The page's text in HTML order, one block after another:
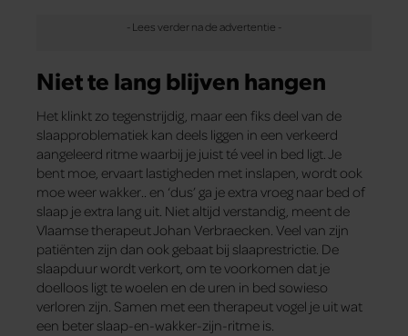
Niet te lang blijven hangen
Het klinkt zo tegenstrijdig, maar een fiks deel van de
slaapproblematiek kan deels liggen in een verkeerd
aangeleerd ritme waarbij je juist té veel in bed ligt. Je
bent moe, ervaart lastigheden met inslapen, wordt ook
moe weer wakker.. en ‘dus’ ga je extra vroeg naar bed of
slaap je extra lang uit. Niet altijd verstandig, meent de
Vlaamse therapeut Johan Verbraecken. Veel van zijn
patiënten zijn dan ook gebaat bij slaaprestrictie. De
slaapduur wordt verkort, om te voorkomen dat je
doelloos ligt te woelen en de uren in bed sowieso
verloren zijn. Samen met een therapeut vogel je uit wat
een beter slaap-en-wakker-zijn-ritme is.